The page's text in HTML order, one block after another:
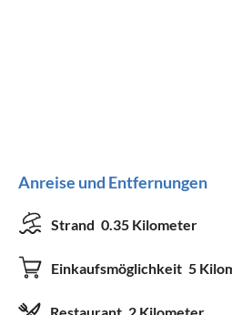
Anreise und Entfernungen
Strand 0.35 Kilometer
Einkaufsmöglichkeit 5
Restaurant 2 Kilometer